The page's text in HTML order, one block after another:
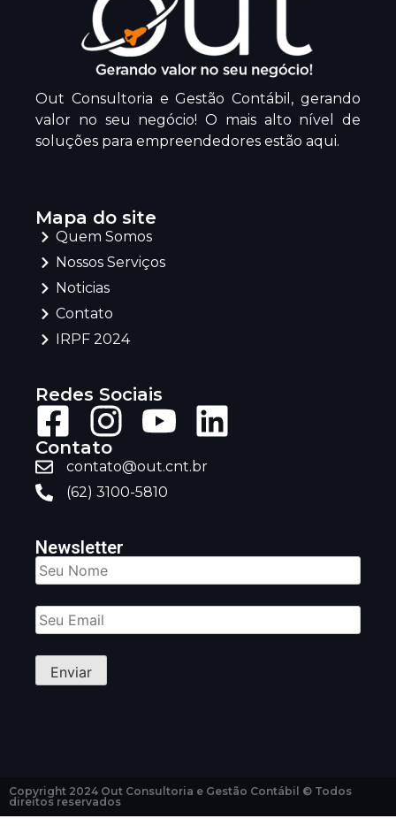
Out Consultoria e Gestão Contábil, gerando
valor no seu negócio! O mais alto nível de
soluções para empreendedores estão aqui.
Mapa do site
Quem Somos
Nossos Serviços
Noticias
Contato
IRPF 2024
Redes Sociais
Contato
contato@out.cnt.br
(62) 3100-5810
Newsletter
Copyright 2024 Out Consultoria e Gestão Contábil © Todos
direitos reservados